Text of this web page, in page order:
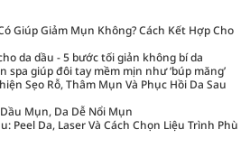
Giúp Giảm Mụn Không? Cách Kết Hợp Cho
da dầu - 5 bước tối giản không bí da
spa giúp đôi tay mềm mịn như ‘búp măng’
Sẹo Rỗ, Thâm Mụn Và Phục Hồi Da Sau
Mụn, Da Dễ Nổi Mụn
Peel Da, Laser Và Cách Chọn Liệu Trình Phù